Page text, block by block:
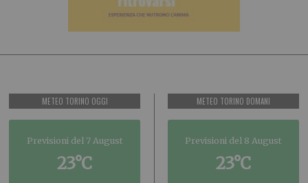
METEO TORINO OGGI
Previsioni del 7 August
23°C
METEO TORINO DOMANI
Previsioni del 8 August
23°C